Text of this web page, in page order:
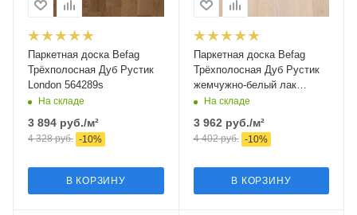
Паркетная доска Befag
Трёхполосная Дуб Рустик
London 564289s
На складе
3 894 руб./м²
4 328руб. -10%
В КОРЗИНУ
Паркетная доска Befag
Трёхполосная Дуб Рустик
жемчужно-белый лак
501413s
На складе
3 962 руб./м²
4 402руб. -10%
В КОРЗИНУ